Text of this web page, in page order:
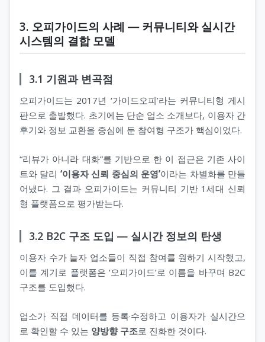
3. 오피가이드의 사례 ― 커뮤니티와 실시간
시스템의 결합 모델
3.1 기원과 변곡점
오피가이드는 2017년 ‘가이드오피’라는 커뮤니티형 게시
판으로 출발했다. 초기에는 단순 업소 소개보다, 이용자 간
후기와 정보 교환을 중심에 둔 참여형 구조가 핵심이었다.
“리뷰가 아니라 대화”를 기반으로 한 이 접근은 기존 사이
트와 달리 ‘이용자 신뢰 중심의 운영’이라는 차별화를 만들
어냈다. 그 결과 오피가이드는 커뮤니티 기반 1세대 신뢰
형 플랫폼으로 평가받는다.
3.2 B2C 구조 도입 ― 실시간 정보의 탄생
이용자 수가 늘자 업소들이 직접 참여를 원하기 시작했고,
이를 계기로 플랫폼은 ‘오피가이드’로 이름을 바꾸며 B2C
구조를 도입했다.
업소가 직접 데이터를 등록·수정하고 이용자가 실시간으
로 확인할 수 있는 양방향 구조로 진화한 것이다.